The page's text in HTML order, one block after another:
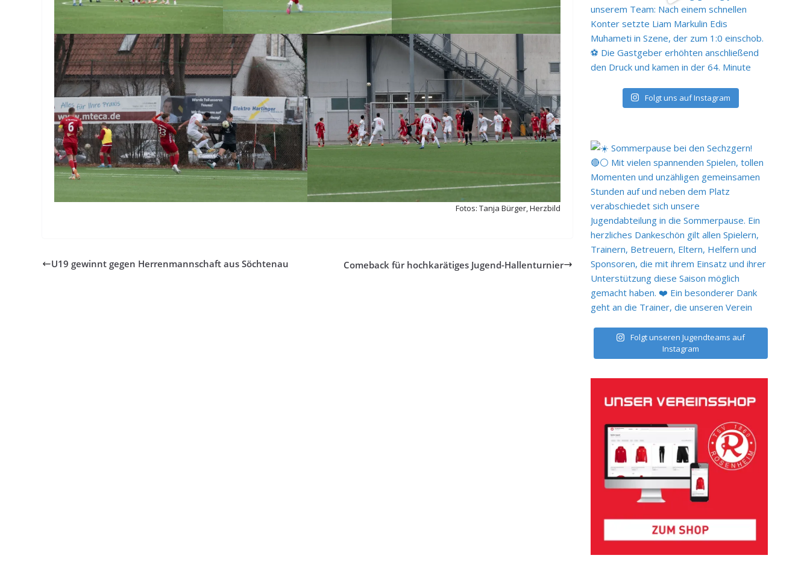
Fotos: Tanja Bürger, Herzbild
U19 gewinnt gegen Herrenmannschaft aus Söchtenau Comeback für hochkarätiges Jugend-Hallenturnier
Folgt uns auf Instagram
Folgt unseren Jugendteams auf
Instagram